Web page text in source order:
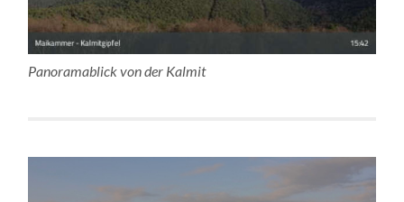
Panoramablick von der Kalmit